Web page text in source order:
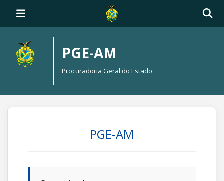
PGE-AM
Procuradoria Geral do Estado
PGE-AM